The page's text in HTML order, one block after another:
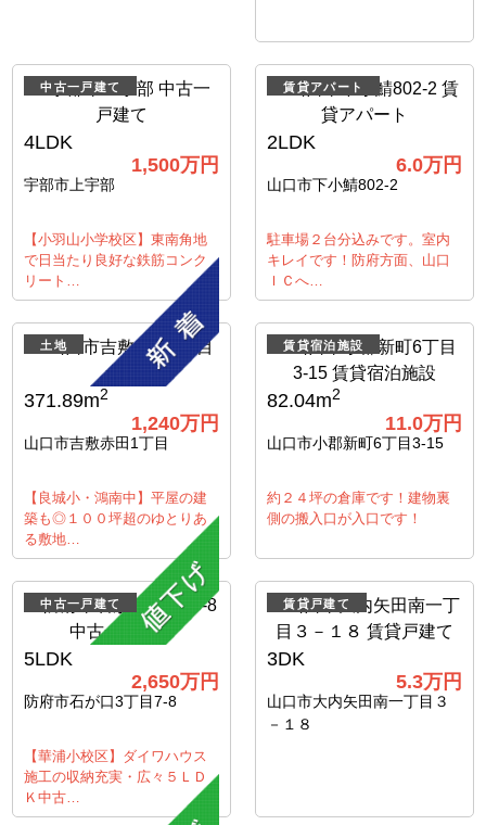
中古一戸建て
4LDK
1,500万円
宇部市上宇部
【小羽山小学校区】東南角地
で日当たり良好な鉄筋コンク
リート…
賃貸アパート
2LDK
6.0万円
山口市下小鯖802-2
駐車場２台分込みです。室内
キレイです！防府方面、山口
ＩＣへ…
土地
371.89m2
1,240万円
山口市吉敷赤田1丁目
【良城小・鴻南中】平屋の建
築も◎１００坪超のゆとりあ
る敷地…
賃貸宿泊施設
82.04m2
11.0万円
山口市小郡新町6丁目3-15
約２４坪の倉庫です！建物裏
側の搬入口が入口です！
中古一戸建て
5LDK
2,650万円
防府市石が口3丁目7-8
【華浦小校区】ダイワハウス
施工の収納充実・広々５ＬＤ
Ｋ中古…
賃貸戸建て
3DK
5.3万円
山口市大内矢田南一丁目３
－１８